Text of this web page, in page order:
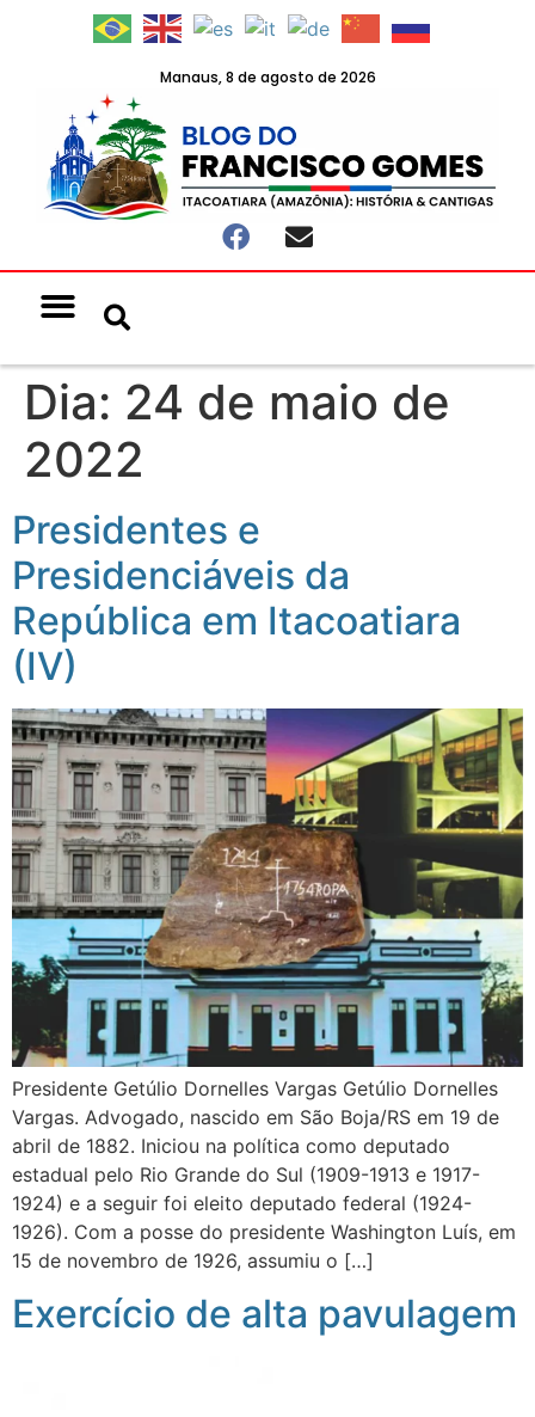
Manaus, 8 de agosto de 2026
Dia: 24 de maio de
2022
Presidentes e
Presidenciáveis da
República em Itacoatiara
(IV)
Presidente Getúlio Dornelles Vargas Getúlio Dornelles
Vargas. Advogado, nascido em São Boja/RS em 19 de
abril de 1882. Iniciou na política como deputado
estadual pelo Rio Grande do Sul (1909-1913 e 1917-
1924) e a seguir foi eleito deputado federal (1924-
1926). Com a posse do presidente Washington Luís, em
15 de novembro de 1926, assumiu o […]
Exercício de alta pavulagem